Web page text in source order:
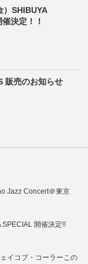
SHIBUYA
決定！！
販売のお知らせ
Jazz Concert＠東京
開催決定!!
コブ・コーラーこの